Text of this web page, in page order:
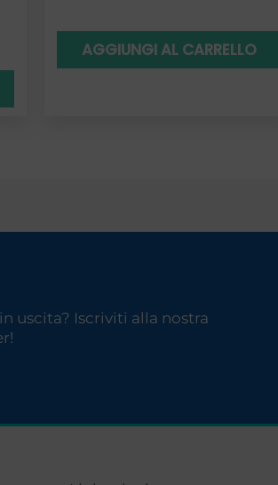
AGGIUNGI AL CARRELLO
uscita? Iscriviti alla nostra